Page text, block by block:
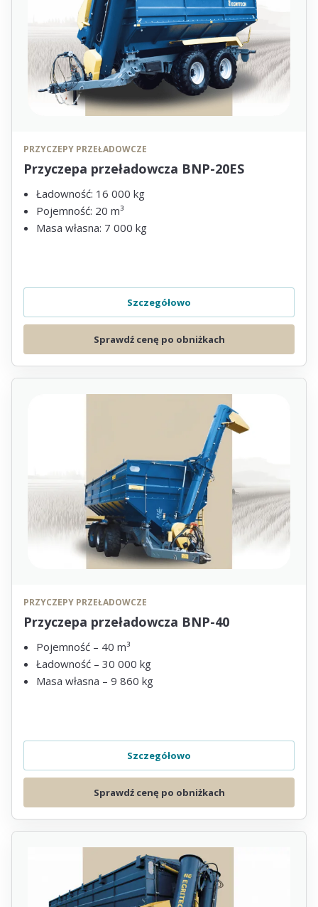
PRZYCZEPY PRZEŁADOWCZE
Przyczepa przeładowcza BNP-20ES
Ładowność: 16 000 kg
Pojemność: 20 m³
Masa własna: 7 000 kg
Szczegółowo
Sprawdź cenę po obniżkach
PRZYCZEPY PRZEŁADOWCZE
Przyczepa przeładowcza BNP-40
Pojemność – 40 m³
Ładowność – 30 000 kg
Masa własna – 9 860 kg
Szczegółowo
Sprawdź cenę po obniżkach